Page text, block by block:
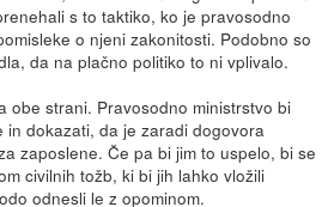
s to taktiko, ko je pravosodno
o njeni zakonitosti. Podobno so
da na plačno politiko to ni vplivalo.
obe strani. Pravosodno ministrstvo bi
in dokazati, da je zaradi dogovora
zaposlene. Če pa bi jim to uspelo, bi se
civilnih tožb, ki bi jih lahko vložili
odnesli le z opominom.